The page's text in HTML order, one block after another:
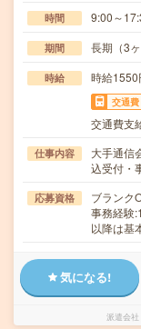
時間 9:00～
期間 長期（3ヶ
時給 時給1550
交通費
交通費支
仕事内容
大手通信
込受付・
応募資格
ブランク
事務経験
以降は基
気になる!
派遣会社